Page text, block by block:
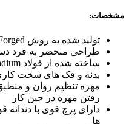
مشخصات:
تولید شده به روش Drop Forged
طراحی منحصر به فرد
ساخته شده از فولاد Chrome Vanadium
بدنه و فک های سخت
مهره تنظیم روان و
رفتن مهره در حین کار
دارای پرچ قوی با
ها